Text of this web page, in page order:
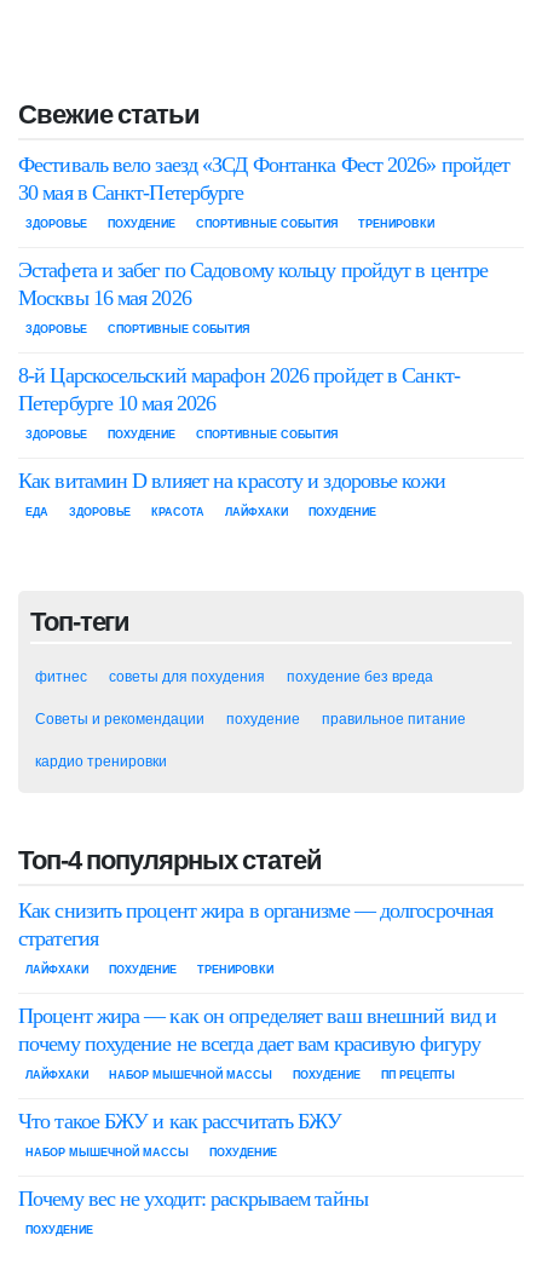
Свежие статьи
Фестиваль вело заезд «ЗСД Фонтанка Фест 2026» пройдет
30 мая в Санкт-Петербурге
ЗДОРОВЬЕ ПОХУДЕНИЕ СПОРТИВНЫЕ СОБЫТИЯ ТРЕНИРОВКИ
Эстафета и забег по Садовому кольцу пройдут в центре
Москвы 16 мая 2026
ЗДОРОВЬЕ СПОРТИВНЫЕ СОБЫТИЯ
8-й Царскосельский марафон 2026 пройдет в Санкт-
Петербурге 10 мая 2026
ЗДОРОВЬЕ ПОХУДЕНИЕ СПОРТИВНЫЕ СОБЫТИЯ
Как витамин D влияет на красоту и здоровье кожи
ЕДА ЗДОРОВЬЕ КРАСОТА ЛАЙФХАКИ ПОХУДЕНИЕ
Топ-теги
фитнес советы для похудения похудение без вреда
Советы и рекомендации похудение правильное питание
кардио тренировки
Топ-4 популярных статей
Как снизить процент жира в организме — долгосрочная
стратегия
ЛАЙФХАКИ ПОХУДЕНИЕ ТРЕНИРОВКИ
Процент жира — как он определяет ваш внешний вид и
почему похудение не всегда дает вам красивую фигуру
ЛАЙФХАКИ НАБОР МЫШЕЧНОЙ МАССЫ ПОХУДЕНИЕ ПП РЕЦЕПТЫ
Что такое БЖУ и как рассчитать БЖУ
НАБОР МЫШЕЧНОЙ МАССЫ ПОХУДЕНИЕ
Почему вес не уходит: раскрываем тайны
ПОХУДЕНИЕ